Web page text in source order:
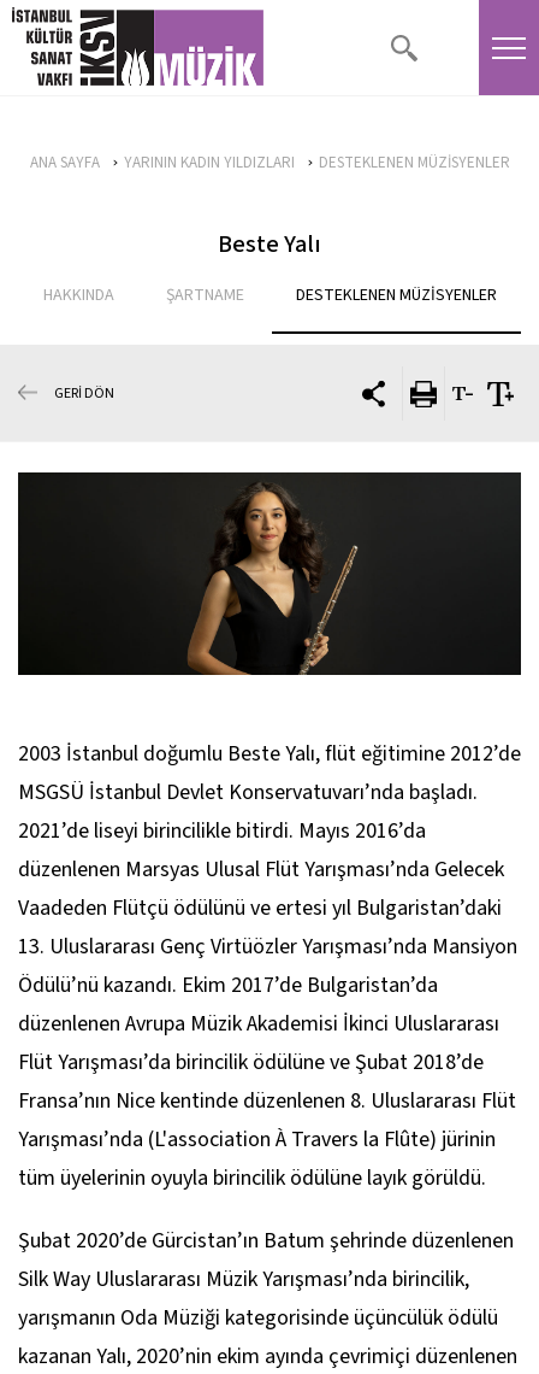
ANA SAYFA YARININ KADIN YILDIZLARI DESTEKLENEN MÜZİSYENLER
Beste Yalı
HAKKINDA ŞARTNAME DESTEKLENEN MÜZİSYENLER
GERİ DÖN
2003 İstanbul doğumlu Beste Yalı, flüt eğitimine 2012’de
MSGSÜ İstanbul Devlet Konservatuvarı’nda başladı.
2021’de liseyi birincilikle bitirdi. Mayıs 2016’da
düzenlenen Marsyas Ulusal Flüt Yarışması’nda Gelecek
Vaadeden Flütçü ödülünü ve ertesi yıl Bulgaristan’daki
13. Uluslararası Genç Virtüözler Yarışması’nda Mansiyon
Ödülü’nü kazandı. Ekim 2017’de Bulgaristan’da
düzenlenen Avrupa Müzik Akademisi İkinci Uluslararası
Flüt Yarışması’da birincilik ödülüne ve Şubat 2018’de
Fransa’nın Nice kentinde düzenlenen 8. Uluslararası Flüt
Yarışması’nda (L'association À Travers la Flûte) jürinin
tüm üyelerinin oyuyla birincilik ödülüne layık görüldü.
Şubat 2020’de Gürcistan’ın Batum şehrinde düzenlenen
Silk Way Uluslararası Müzik Yarışması’nda birincilik,
yarışmanın Oda Müziği kategorisinde üçüncülük ödülü
kazanan Yalı, 2020’nin ekim ayında çevrimiçi düzenlenen